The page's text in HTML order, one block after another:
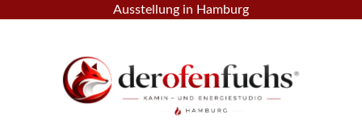
Zum Hauptinhalt springen
Ausstellung in Hamburg